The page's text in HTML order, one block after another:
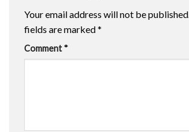
Your email address will not be published.
fields are marked*
Comment *